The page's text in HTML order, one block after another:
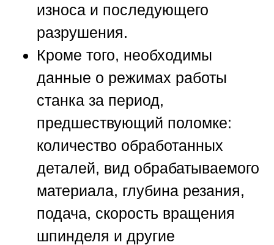
износа и последующего
разрушения.
Кроме того, необходимы
данные о режимах работы
станка за период,
предшествующий поломке:
количество обработанных
деталей, вид обрабатываемого
материала, глубина резания,
подача, скорость вращения
шпинделя и другие